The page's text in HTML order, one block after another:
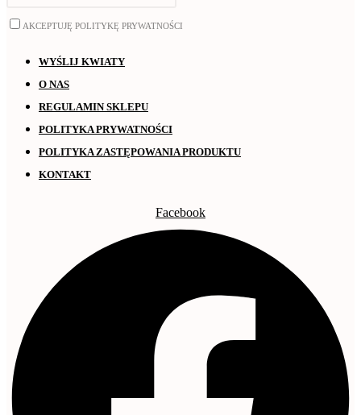
AKCEPTUJĘ POLITYKĘ PRYWATNOŚCI
WYŚLIJ KWIATY
O NAS
REGULAMIN SKLEPU
POLITYKA PRYWATNOŚCI
POLITYKA ZASTĘPOWANIA PRODUKTU
KONTAKT
Facebook